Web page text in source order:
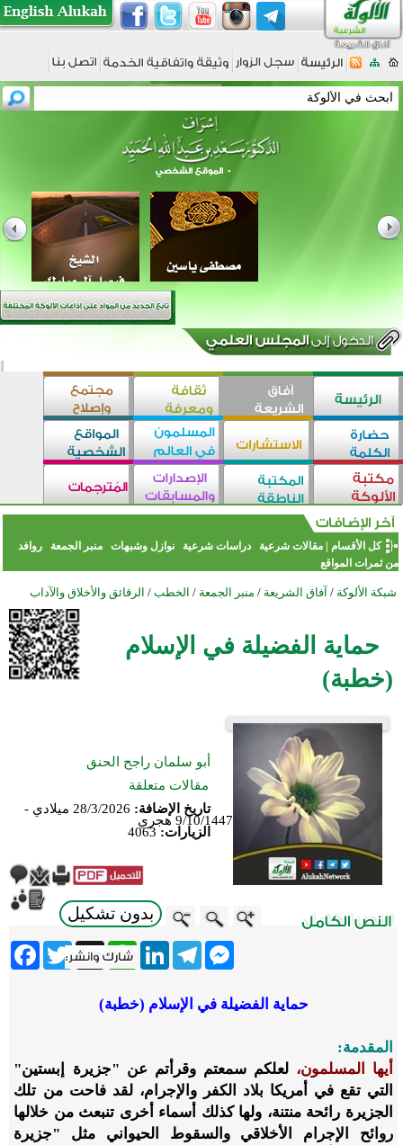
كل الأقسام |مقالات شرعية دراسات شرعية نوازل وشبهات منبر الجمعة
روافد
من ثمرات المواقع
شبكة الألوكة / آفاق الشريعة / منبر الجمعة / الخطب / الرقائق والأخلاق والآداب
حماية الفضيلة في الإسلام
(خطبة)
أبو سلمان راجح الحنق
مقالات متعلقة
تاريخ الإضافة:
28/3/2026 ميلادي -
9/10/1447 هجري
الزيارات: 4063
بدون تشكيل
Twitter X
WhatsApp
LinkedInTelegram
Messenger
حماية الفضيلة في الإسلام (خطبة)
المقدمة:
أيها المسلمون،لعلكم سمعتم وقرأتم عن "جزيرة إبستين"
التي تقع في أمريكا بلاد الكفر والإجرام، لقد فاحت من تلك
الجزيرة رائحة منتنة، ولها كذلك أسماء أخرى تنبعث من خلالها
روائح الإجرام الأخلاقي والسقوط الحيواني مثل "جزيرة